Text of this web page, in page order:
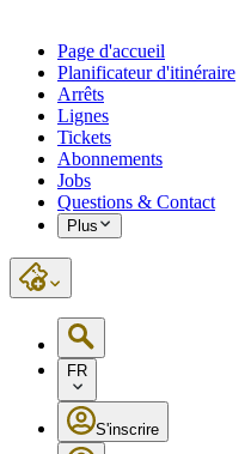
Page d'accueil
Planificateur d'itinéraire
Arrêts
Lignes
Tickets
Abonnements
Jobs
Questions & Contact
Plus
FR
S'inscrire